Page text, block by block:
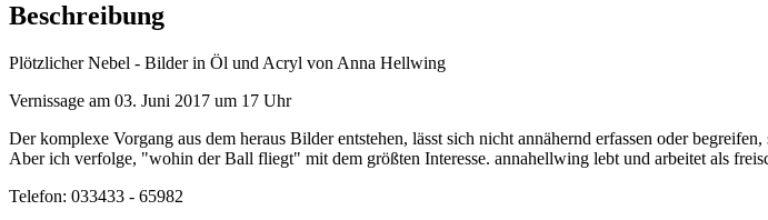
Beschreibung
Plötzlicher Nebel - Bilder in Öl und Acryl von Anna Hellwing
Vernissage am 03. Juni 2017 um 17 Uhr
Der komplexe Vorgang aus dem heraus Bilder entstehen, lässt sich nicht annähernd erfassen oder
Aber ich verfolge, "wohin der Ball fliegt" mit dem größten Interesse. annahellwing lebt und arbeitet als
Telefon: 033433 - 65982